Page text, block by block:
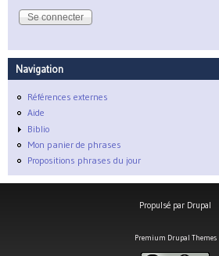
Navigation
Références externes
Aide
Biblio
Mon panier de phrases
Propositions phrases du jour
Propulsé par Drupal
Premium Drupal Themes